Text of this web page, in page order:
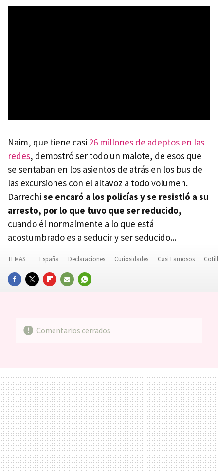
Naim, que tiene casi 26 millones de adeptos en las
redes, demostró ser todo un malote, de esos que
se sentaban en los asientos de atrás en los bus de
las excursiones con el altavoz a todo volumen.
Darrechi se encaró a los policías y se resistió a su
arresto, por lo que tuvo que ser reducido,
cuando él normalmente a lo que está
acostumbrado es a seducir y ser seducido...
FACEBOOKTWITTERFLIPBOARD
E-
WHATSAPP
TEMAS España Declaraciones Curiosidades Casi Famosos
Comentarios cerrados